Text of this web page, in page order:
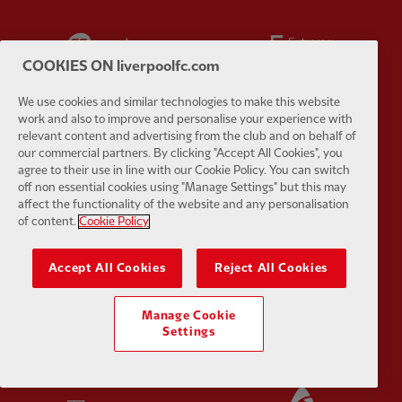
Partner:Google Pixel Partner:
Partner: Husqvarna
COOKIES ON liverpoolfc.com
We use cookies and similar technologies to make this website
work and also to improve and personalise your experience with
relevant content and advertising from the club and on behalf of
our commercial partners. By clicking "Accept All Cookies", you
agree to their use in line with our Cookie Policy. You can switch
off non essential cookies using "Manage Settings" but this may
affect the functionality of the website and any personalisation
of content. Cookie Policy
Accept All Cookies Reject All Cookies
Manage Cookie
Settings